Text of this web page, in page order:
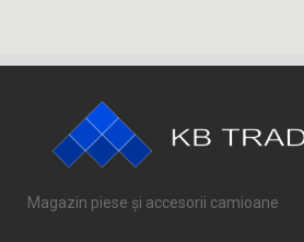
Magazin piese și accesorii camioane